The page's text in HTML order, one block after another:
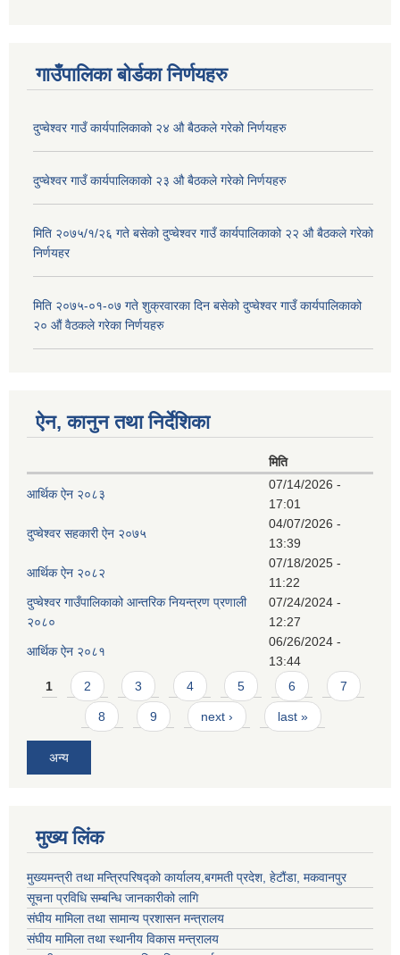
गाउँपालिका बोर्डका निर्णयहरु
दुप्चेश्वर गाउँ कार्यपालिकाको २४ औ बैठकले गरेको निर्णयहरु
दुप्चेश्वर गाउँ कार्यपालिकाको २३ औ बैठकले गरेको निर्णयहरु
मिति २०७५/१/२६ गते बसेको दुप्चेश्वर गाउँ कार्यपालिकाको २२ औ बैठकले गरेको
निर्णयहर
मिति २०७५-०१-०७ गते शुक्रवारका दिन बसेको दुप्चेश्वर गाउँ कार्यपालिकाको
२० औं वैठकले गरेका निर्णयहरु
ऐन, कानुन तथा निर्देशिका
मिति
आर्थिक ऐन २०८३
07/14/2026 -
17:01
दुप्चेश्वर सहकारी ऐन २०७५
04/07/2026 -
13:39
आर्थिक ऐन २०८२
07/18/2025 -
11:22
दुप्चेश्वर गाउँपालिकाको आन्तरिक नियन्त्रण प्रणाली
२०८०
07/24/2024 -
12:27
आर्थिक ऐन २०८१
06/26/2024 -
13:44
Pages
1 2 3 4 5 6 7
8 9 next › last »
अन्य
मुख्य लिंक
मुख्यमन्त्री तथा मन्त्रिपरिषद्को कार्यालय,बगमती प्रदेश, हेटौंडा, मकवानपुर
सूचना प्रविधि सम्बन्धि जानकारीको लागि
संघीय मामिला तथा सामान्य प्रशासन मन्त्रालय
संघीय मामिला तथा स्थानीय विकास मन्त्रालय